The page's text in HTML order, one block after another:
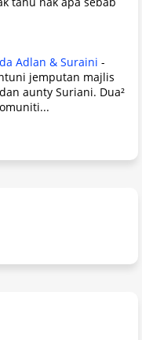
Adlan & Suraini -
jemputan majlis
aunty Suriani. Dua²